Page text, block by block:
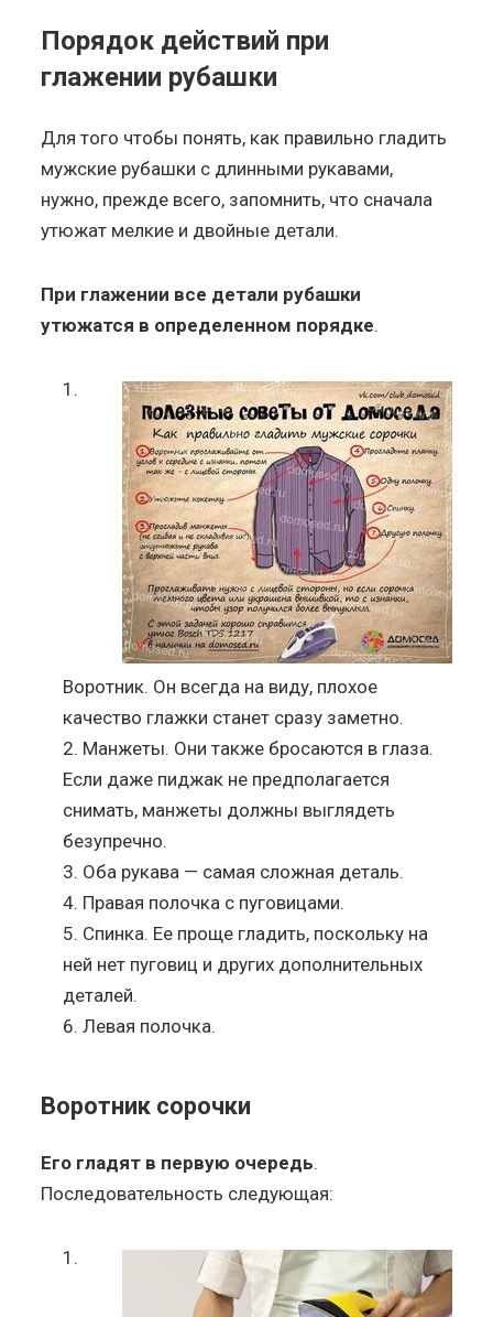
Порядок действий при
глажении рубашки
Для того чтобы понять, как правильно гладить
мужские рубашки с длинными рукавами,
нужно, прежде всего, запомнить, что сначала
утюжат мелкие и двойные детали.
При глажении все детали рубашки
утюжатся в определенном порядке.
Воротник. Он всегда на виду, плохое
качество глажки станет сразу заметно.
Манжеты. Они также бросаются в глаза.
Если даже пиджак не предполагается
снимать, манжеты должны выглядеть
безупречно.
Оба рукава — самая сложная деталь.
Правая полочка с пуговицами.
Спинка. Ее проще гладить, поскольку на
ней нет пуговиц и других дополнительных
деталей.
Левая полочка.
Воротник сорочки
Его гладят в первую очередь.
Последовательность следующая: